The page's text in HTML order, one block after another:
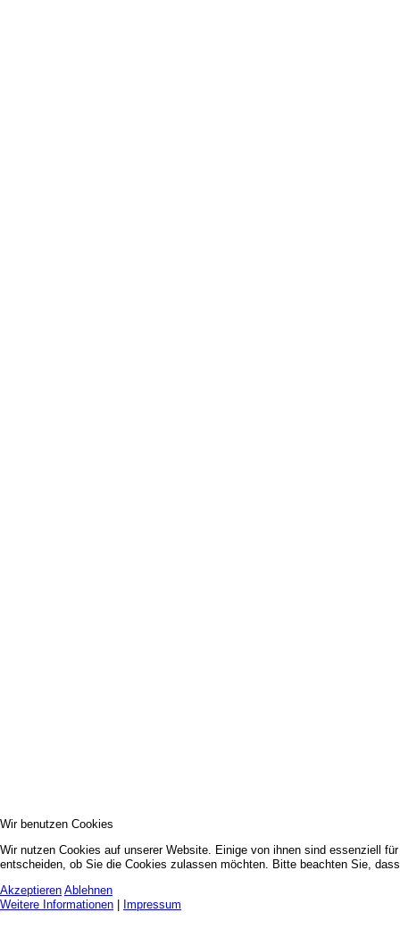
Wir benutzen Cookies
Wir nutzen Cookies auf unserer Website. Einige von ihnen sind essenziell
entscheiden, ob Sie die Cookies zulassen möchten. Bitte beachten Sie,
Akzeptieren Ablehnen
Weitere Informationen
Impressum